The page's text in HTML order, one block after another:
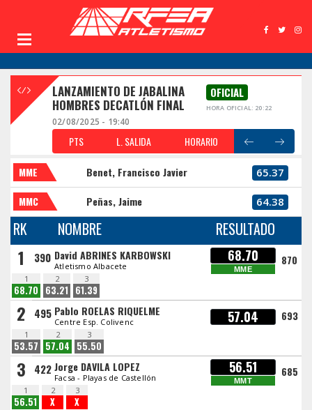
LANZAMIENTO DE JABALINA
HOMBRES DECATLÓN FINAL
OFICIAL
HORA OFICIAL: 20:22
02/08/2025 - 19:40
PTS L. SALIDA HORARIO
MME Benet, Francisco Javier 65.37
MMC Peñas, Jaime 64.38
RK NOMBRE RESULTADO
1 390 David ABRINES KARBOWSKI
Atletismo Albacete
68.70
MME
870
1
68.70
2
63.21
3
61.39
2 495 Pablo ROELAS RIQUELME
Centre Esp. Colivenc 57.04 693
1
53.57
2
57.04
3
55.50
3 422 Jorge DAVILA LOPEZ
Facsa - Playas de Castellón
56.51
MMT
685
1
56.51
2
X
3
X